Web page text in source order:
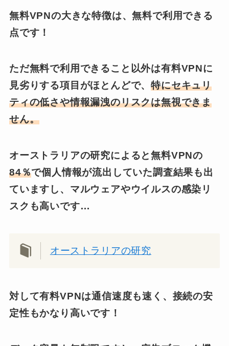
無料VPNの大きな特徴は、無料で利用できる
点です！
ただ無料で利用できること以外は有料VPNに
見劣りする項目がほとんどで、特にセキュリ
ティの低さや情報漏洩のリスクは無視できま
せん。
オーストラリアの研究によると無料VPNの
84％で個人情報が流出していた調査結果も出
ていますし、マルウェアやウイルスの感染リ
スクも高いです…
オーストラリアの研究
対して有料VPNは通信速度も速く、接続の安
定性もかなり高いです！